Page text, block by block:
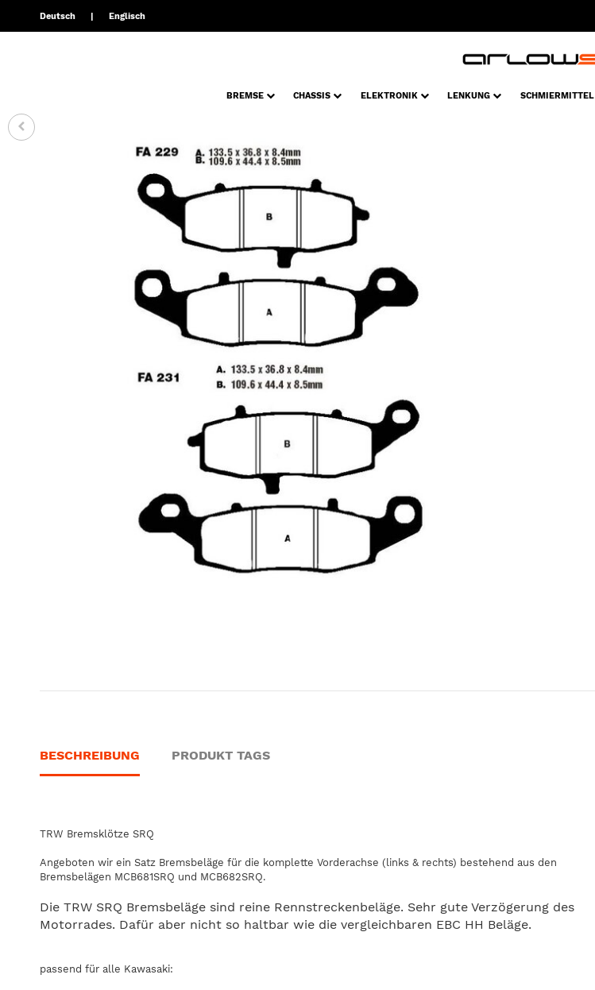
Deutsch Englisch
BREMSE CHASSIS ELEKTRONIK LENKUNG SCHMIERMITTEL
BESCHREIBUNG PRODUKT TAGS
TRW Bremsklötze SRQ
Angeboten wir ein Satz Bremsbeläge für die komplette Vorderachse (links & rechts) bestehend aus den
Bremsbelägen MCB681SRQ und MCB682SRQ.
Die TRW SRQ Bremsbeläge sind reine Rennstreckenbeläge. Sehr gute Verzögerung des
Motorrades. Dafür aber nicht so haltbar wie die vergleichbaren EBC HH Beläge.
passend für alle Kawasaki: